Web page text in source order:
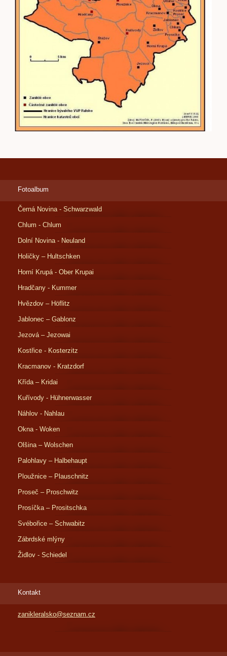
Fotoalbum
Černá Novina - Schwarzwald
Chlum - Chlum
Dolní Novina - Neuland
Holičky – Hultschken
Horní Krupá - Ober Krupai
Hradčany - Kummer
Hvězdov – Höflitz
Jablonec – Gablonz
Jezová – Jezowai
Kostřice - Kosterzitz
Kracmanov - Kratzdorf
Křída – Kridai
Kuřívody - Hühnerwasser
Náhlov - Nahlau
Okna - Woken
Olšina – Wolschen
Palohlavy – Halbehaupt
Ploužnice – Plauschnitz
Proseč – Proschwitz
Prosíčka – Prositschka
Svébořice – Schwabitz
Zábrdské mlýny
Židlov - Schiedel
Kontakt
zanikleralsko@seznam.cz